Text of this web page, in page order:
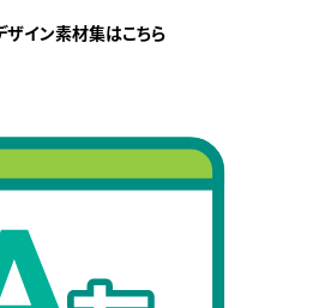
イン素材集はこちら